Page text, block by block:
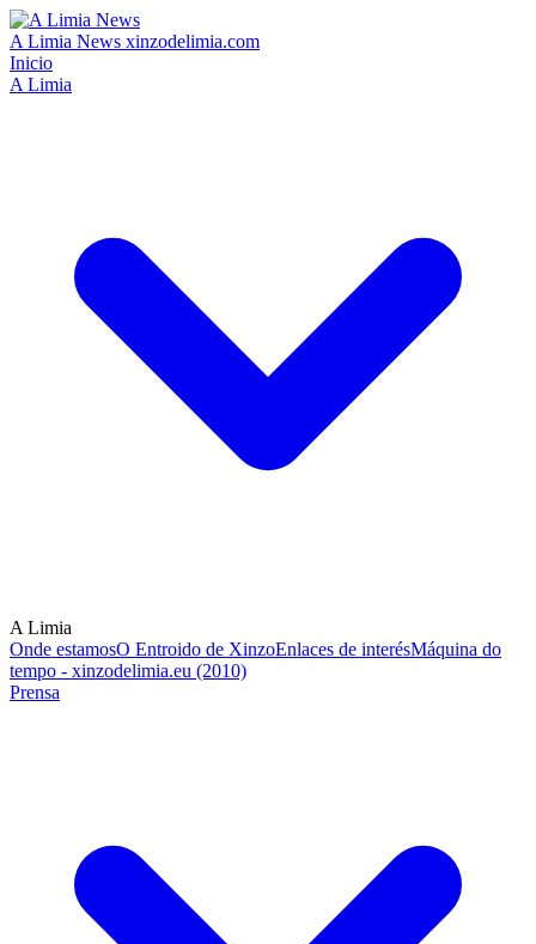
A Limia News xinzodelimia.com
Inicio
A Limia
A Limia
Onde estamosO Entroido de XinzoEnlaces de interésMáquina do
tempo - xinzodelimia.eu (2010)
Prensa